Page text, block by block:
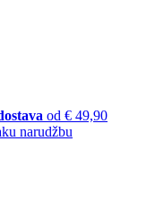
od € 49,90
narudžbu